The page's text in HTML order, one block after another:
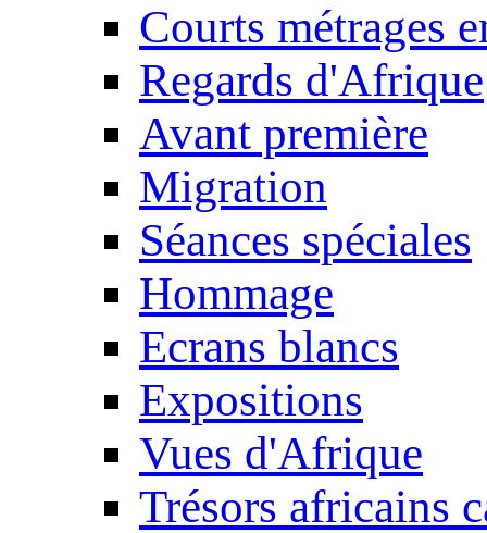
Courts métrages
Regards d'Afrique
Avant première
Migration
Séances spéciales
Hommage
Ecrans blancs
Expositions
Vues d'Afrique
Trésors africains